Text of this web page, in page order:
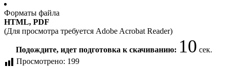
Форматы файла
HTML, PDF
(Для просмотра требуется Adobe Acrobat Reader)
Подождите, идет подготовка к скачиванию: 10 сек.
Просмотрено: 199